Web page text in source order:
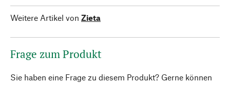
Weitere Artikel von Zieta
Frage zum Produkt
Sie haben eine Frage zu diesem Produkt? Gerne können